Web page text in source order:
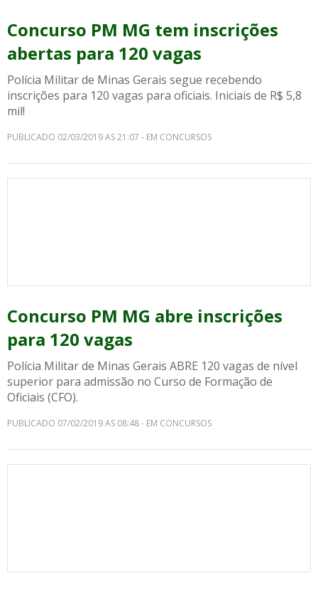
Concurso PM MG tem inscrições
abertas para 120 vagas
Polícia Militar de Minas Gerais segue recebendo
inscrições para 120 vagas para oficiais. Iniciais de R$ 5,8
mil!
PUBLICADO 02/03/2019 AS 21:07 - EM CONCURSOS
Concurso PM MG abre inscrições
para 120 vagas
Polícia Militar de Minas Gerais ABRE 120 vagas de nível
superior para admissão no Curso de Formação de
Oficiais (CFO).
PUBLICADO 07/02/2019 AS 08:48 - EM CONCURSOS